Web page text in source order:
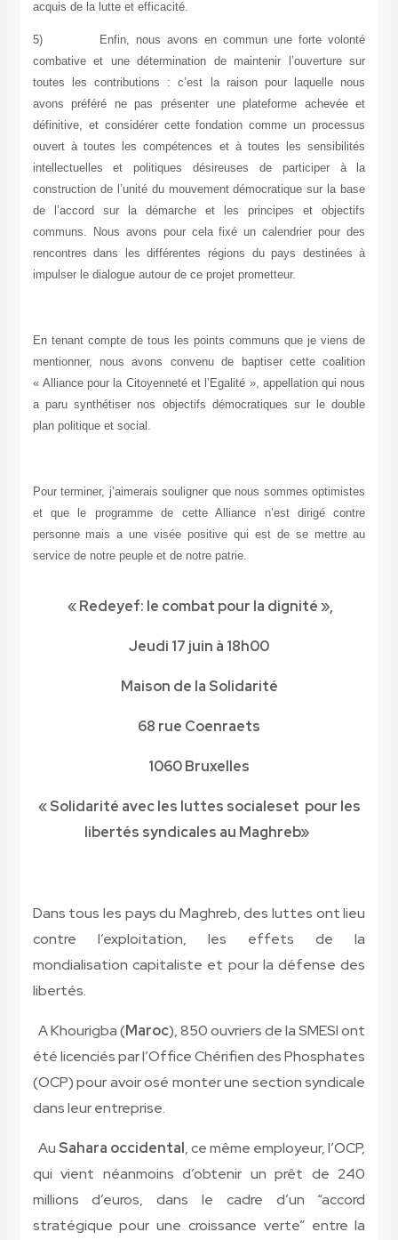
acquis de la lutte et efficacité.
5)
Enfin, nous avons en commun une forte volonté
combative et une détermination de maintenir l’ouverture sur
toutes les contributions : c’est la raison pour laquelle nous
avons préféré ne pas présenter une plateforme achevée et
définitive, et considérer cette fondation comme un processus
ouvert à toutes les compétences et à toutes les sensibilités
intellectuelles et politiques désireuses de participer à la
construction de l’unité du mouvement démocratique sur la base
de l’accord sur la démarche et les principes et objectifs
communs. Nous avons pour cela fixé un calendrier pour des
rencontres dans les différentes régions du pays destinées à
impulser le dialogue autour de ce projet prometteur.
En tenant compte de tous les points communs que je viens de
mentionner, nous avons convenu de baptiser cette coalition
« Alliance pour la Citoyenneté et l’Egalité », appellation qui nous
a paru synthétiser nos objectifs démocratiques sur le double
plan politique et social.
Pour terminer, j’aimerais souligner que nous sommes optimistes
et que le programme de cette Alliance n’est dirigé contre
personne mais a une visée positive qui est de se mettre au
service de notre peuple et de notre patrie.
«Redeyef: le combat pour la dignité »,
Jeudi 17 juin à 18h00
Maison de la Solidarité
68 rue Coenraets
1060 Bruxelles
« Solidarité avec les luttes socialeset pour les
libertés syndicales au Maghreb»
Dans tous les pays du Maghreb, des luttes ont lieu
contre l’exploitation, les effets de la
mondialisation capitaliste et pour la défense des
libertés.
A Khourigba (Maroc), 850 ouvriers de la SMESI ont
été licenciés par l’Office Chérifien des Phosphates
(OCP) pour avoir osé monter une section syndicale
dans leur entreprise.
Au Sahara occidental, ce même employeur, l’OCP,
qui vient néanmoins d’obtenir un prêt de 240
millions d’euros, dans le cadre d’un “accord
stratégique pour une croissance verte” entre la